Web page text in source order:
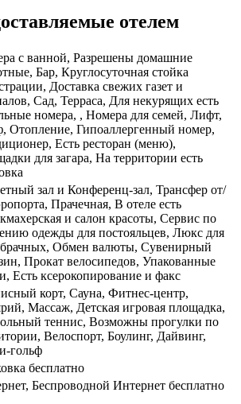
отелем
с ванной, Разрешены домашние
Бар, Круглосуточная стойка
Доставка свежих газет и
Сад, Терраса, Для некурящих есть
номера, , Номера для семей, Лифт,
Отопление, Гипоаллергенный номер,
Есть ресторан (меню),
для загара, На территории есть
зал и Конференц-зал, Трансфер от/
Прачечная, В отеле есть
и салон красоты, Сервис по
одежды для постояльцев, Люкс для
Обмен валюты, Сувенирный
Прокат велосипедов, Упакованные
Есть ксерокопирование и факс
корт, Сауна, Фитнес-центр,
Массаж, Детская игровая площадка,
теннис, Возможны прогулки по
Велоспорт, Боулинг, Дайвинг,
гольф
бесплатно
Беспроводной Интернет бесплатно